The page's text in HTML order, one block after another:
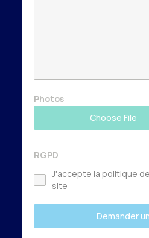
Photos
Choose File
RGPD
J'accepte la politique
site
Demander